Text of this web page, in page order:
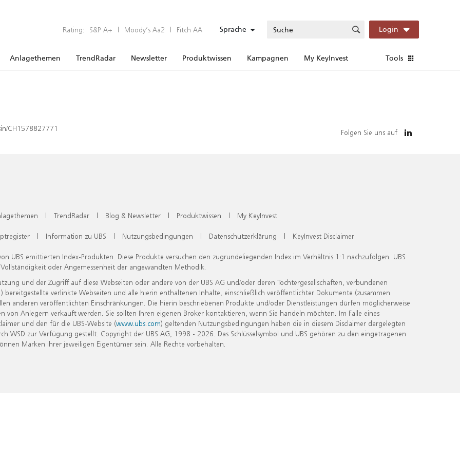
Rating: S&P A+ | Moody’s Aa2 | Fitch AA Sprache Login
Anlagethemen TrendRadar Newsletter Produktwissen Kampagnen My KeyInvest Tools
CH1578827771 Folgen Sie uns auf
| TrendRadar | Blog & Newsletter | Produktwissen | My KeyInvest
| Information zu UBS | Nutzungsbedingungen | Datenschutzerklärung | KeyInvest Disclaimer
UBS emittierten Index-Produkten. Diese Produkte versuchen den zugrundeliegenden Index im Verhältnis 1:1 nachzufolgen. UBS
oder Angemessenheit der angewandten Methodik.
und der Zugriff auf diese Webseiten oder andere von der UBS AG und/oder deren Tochtergesellschaften, verbundenen
verlinkte Webseiten und alle hierin enthaltenen Inhalte, einschließlich veröffentlichter Dokumente (zusammen
anderen veröffentlichten Einschränkungen. Die hierin beschriebenen Produkte und/oder Dienstleistungen dürfen möglicherweise
Anlegern verkauft werden. Sie sollten Ihren eigenen Broker kontaktieren, wenn Sie handeln möchten. Im Falle eines
und den für die UBS-Website (www.ubs.com) geltenden Nutzungsbedingungen haben die in diesem Disclaimer dargelegten
zur Verfügung gestellt. Copyright der UBS AG, 1998 - 2026. Das Schlüsselsymbol und UBS gehören zu den eingetragenen
Marken ihrer jeweiligen Eigentümer sein. Alle Rechte vorbehalten.